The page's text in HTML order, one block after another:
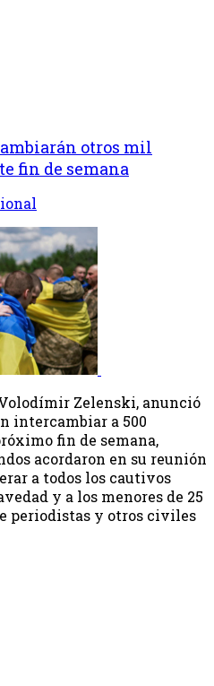
otros mil
fin de semana
Zelenski, anunció
intercambiar a 500
fin de semana,
acordaron en su reunión
a todos los cautivos
y a los menores de 25
periodistas y otros civiles